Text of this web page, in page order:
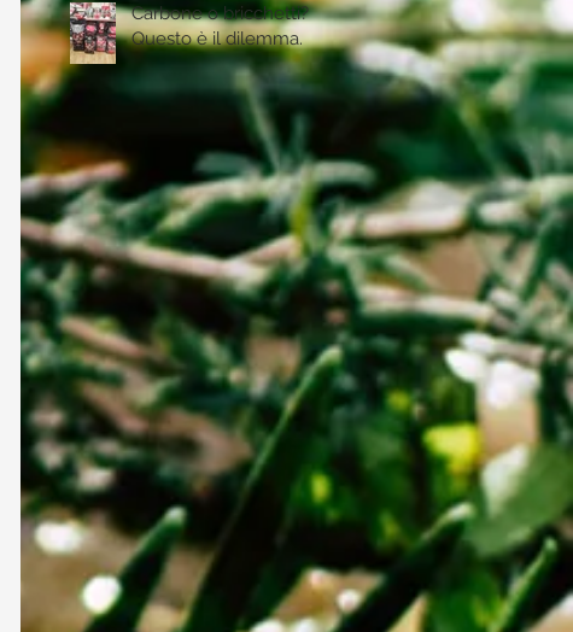
Carbone o bricchetti?
Questo è il dilemma.